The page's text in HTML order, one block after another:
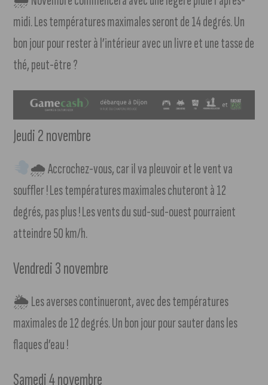
midi. Les températures maximales seront de 14 degrés. Un
bon jour pour rester à l’intérieur avec un livre et une tasse de
thé, peut-être ?
Jeudi 2 novembre
🌧 Accrochez-vous, car il va pleuvoir et le vent va
souffler ! Les températures maximales chuteront à 12
degrés, pas plus ! Les vents du sud-sud-ouest pourraient
atteindre 50 km/h.
Vendredi 3 novembre
🌦 Les averses continueront, avec des températures
maximales de 12 degrés. Un bon jour pour sauter dans les
flaques d’eau !
Samedi 4 novembre